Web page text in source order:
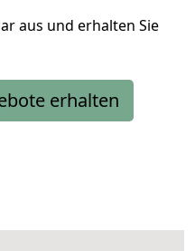
aus und erhalten Sie
erhalten